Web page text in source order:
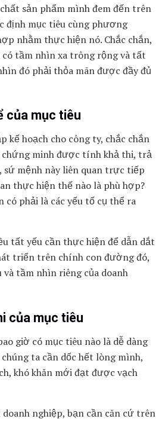
sản phẩm mình đem đến trên
định mục tiêu cùng phương
nhằm thực hiện nó. Chắc chắn,
tầm nhìn xa trông rộng và tất
đó phải thỏa mãn được đầy đủ
của mục tiêu
kế hoạch cho công ty, chắc chắn
minh được tính khả thi, trả
mệnh này liên quan trực tiếp
thực hiện thế nào là phù hợp?
có phải là các yếu tố cụ thể ra
tất yếu cần thực hiện để dẫn dắt
triển trên chính con đường đó,
và tầm nhìn riêng của doanh
của mục tiêu
giờ có mục tiêu nào là dễ dàng
ta cần dốc hết lòng mình,
khó khăn mới đạt được vạch
nghiệp, bạn cần căn cứ trên